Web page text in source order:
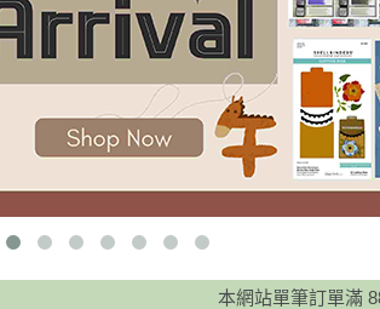
本網站單筆訂單滿 888元免運費